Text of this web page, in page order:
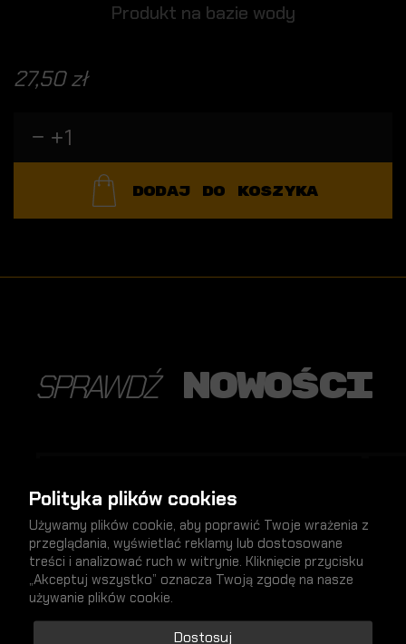
Produkt na bazie wody
27,50 zł
DODAJ DO KOSZYKA
SPRAWDŹ nowości
NOWY
Polityka plików cookies
Używamy plików cookie, aby poprawić Twoje wrażenia z
przeglądania, wyświetlać reklamy lub dostosowane
treści i analizować ruch w witrynie. Kliknięcie przycisku
„Akceptuj wszystko” oznacza Twoją zgodę na nasze
używanie plików cookie.
Dostosuj